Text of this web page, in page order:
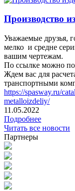
Производство
Уважаемые друзья,
мелко и средне
вашим чертежам.
По ссылке можно
Ждем вас для
транспортными
https://spasway.ru/
metalloizdeliy/
11.05.2022
Подробнее
Читать все новости
Партнеры